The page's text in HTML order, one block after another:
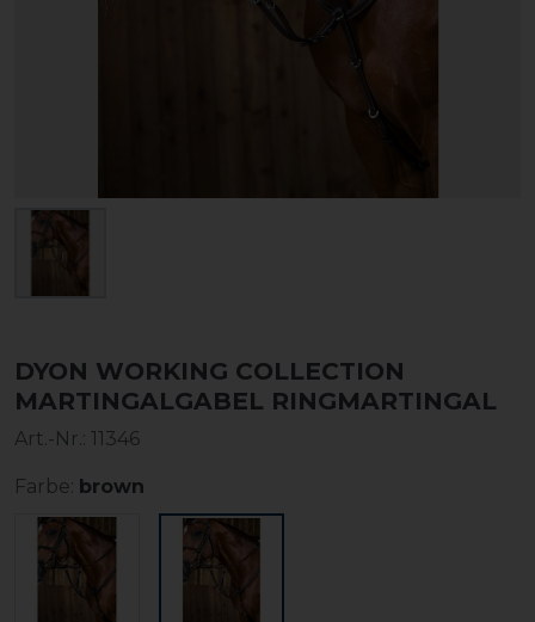
DYON WORKING COLLECTION
MARTINGALGABEL RINGMARTINGAL
Art.-Nr.: 11346
Farbe: brown